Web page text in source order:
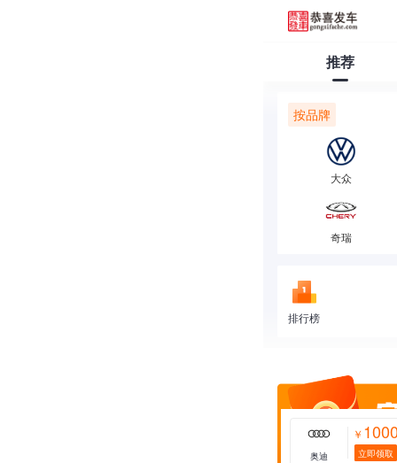
推荐
按品牌
大众
奇瑞
排行榜
奥迪
￥
立即领取